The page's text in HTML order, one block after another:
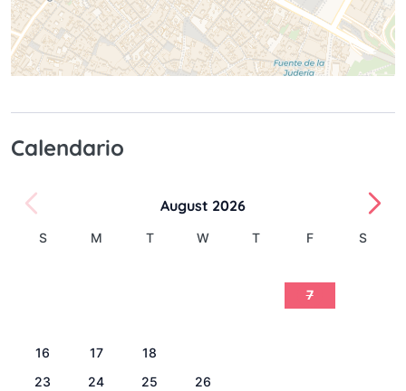
Calendario
August 2026
S M T W T F
S
7
16
17 18
23
24 25 26